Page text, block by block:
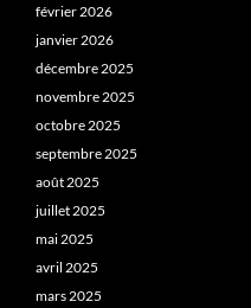
février 2026
janvier 2026
décembre 2025
novembre 2025
octobre 2025
septembre 2025
août 2025
juillet 2025
mai 2025
avril 2025
mars 2025